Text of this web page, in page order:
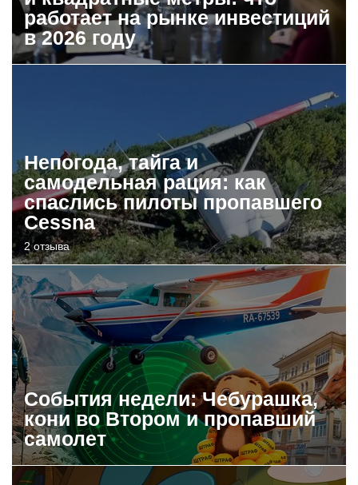
работает на рынке инвестиций
в 2026 году
Непогода, тайга и
самодельная рация: как
спаслись пилоты пропавшего
Cessna
2 отзыва
События недели: Чебурашка,
кони во Втором и пропавший
самолет